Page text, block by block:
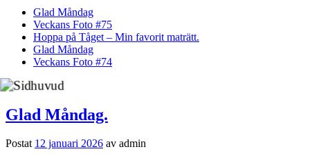
Glad Måndag
Veckans Foto #75
Hoppa på Tåget – Min favorit maträtt.
Glad Måndag
Veckans Foto #74
Glad Måndag.
Postat 12 januari 2026 av admin